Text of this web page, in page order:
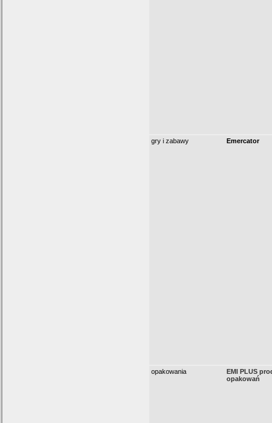
gry i zabawy Emercator
opakowania
EMI PLUS
opakowań